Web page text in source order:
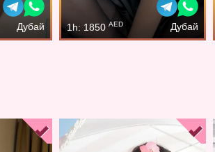
Дубай 1h: 1850AED Дубай